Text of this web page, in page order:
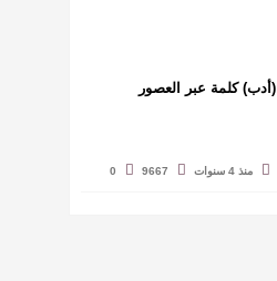
(أدب) كلمة عبر العصور
منذ 4 سنوات 9667
0